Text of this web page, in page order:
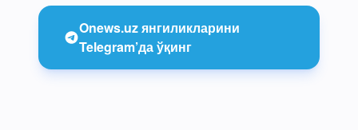
Onews.uz янгиликларини
Telegram’да ўқинг